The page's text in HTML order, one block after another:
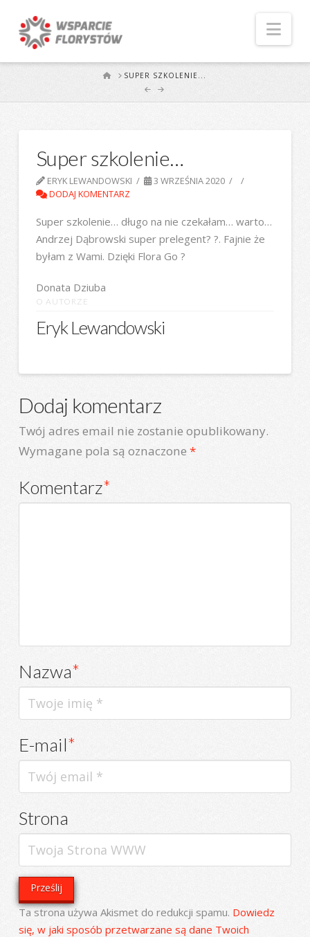
STARTSUPER SZKOLENIE...
Super szkolenie…
ERYK LEWANDOWSKI
3 WRZEŚNIA 2020
DODAJ KOMENTARZ
Super szkolenie… długo na nie czekałam… warto…
Andrzej Dąbrowski super prelegent? ?. Fajnie że
byłam z Wami. Dzięki Flora Go ?
Donata Dziuba
O AUTORZE
Eryk Lewandowski
Dodaj komentarz
Twój adres email nie zostanie opublikowany.
Wymagane pola są oznaczone *
Komentarz*
Nazwa*
E-mail*
Strona
Ta strona używa Akismet do redukcji spamu. Dowiedz
się, w jaki sposób przetwarzane są dane Twoich